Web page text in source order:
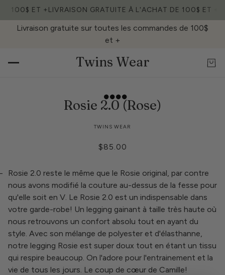
100$ ET +LIVRAISON GRATUITE À L'ACHAT DE 100$ ET +
Livraison gratuite sur toutes les commandes de 100$
et +
Twins Wear
Rosie 2.0 (Rose)
TWINS WEAR
$85.00
Rosie 2.0 reste le même que le Rosie original, par contre
nous avons modifié la couture au-dessus de la fesse pour
qu'elle soit en V. Le Rosie 2.0 est un indispensable dans
votre garde-robe! Un legging gainant à taille très haute où
nous retrouvons un confort absolu tout en ayant du
style. Avec son mélange de polyester et d'élasthanne,
notre legging Rosie est super doux tout en étant un tissu
qui respire beaucoup. On l'adore pour l'entrainement et la
vie de tous les jours. Le coup de cœur de Camille!